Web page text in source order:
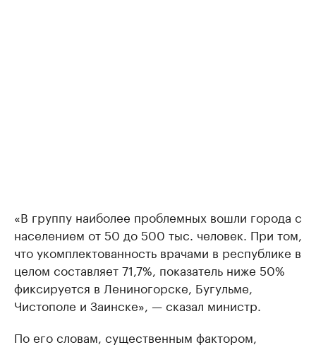
«В группу наиболее проблемных вошли города с
населением от 50 до 500 тыс. человек. При том,
что укомплектованность врачами в республике в
целом составляет 71,7%, показатель ниже 50%
фиксируется в Лениногорске, Бугульме,
Чистополе и Заинске», — сказал министр.
По его словам, существенным фактором,